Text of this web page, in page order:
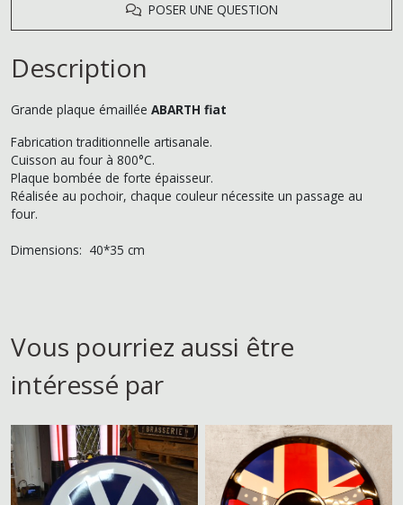
POSER UNE QUESTION
Description
Grande plaque émaillée ABARTH fiat
Fabrication traditionnelle artisanale.
Cuisson au four à 800°C.
Plaque bombée de forte épaisseur.
Réalisée au pochoir, chaque couleur nécessite un passage au
four.
Dimensions: 40*35 cm
Vous pourriez aussi être
intéressé par